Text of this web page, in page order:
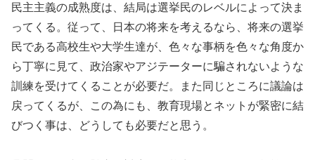
民主主義の成熟度は、結局は選挙民のレベルによって決ま
ってくる。従って、日本の将来を考えるなら、将来の選挙
民である高校生や大学生達が、色々な事柄を色々な角度か
ら丁寧に見て、政治家やアジテーターに騙されないような
訓練を受けてくることが必要だ。また同じところに議論は
戻ってくるが、この為にも、教育現場とネットが緊密に結
びつく事は、どうしても必要だと思う。